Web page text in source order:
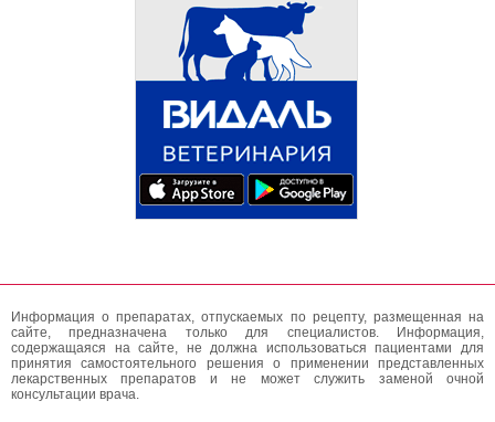
Информация о препаратах, отпускаемых по рецепту, размещенная на
сайте, предназначена только для специалистов. Информация,
содержащаяся на сайте, не должна использоваться пациентами для
принятия самостоятельного решения о применении представленных
лекарственных препаратов и не может служить заменой очной
консультации врача.